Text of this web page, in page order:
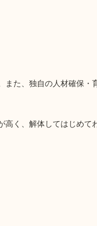
また、独自の人材確保・
高く、解体してはじめて